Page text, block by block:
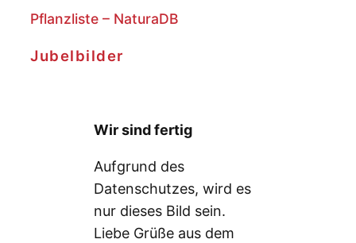
Pflanzliste – NaturaDB
Jubelbilder
Wir sind fertig
Aufgrund des
Datenschutzes, wird es
nur dieses Bild sein.
Liebe Grüße aus dem